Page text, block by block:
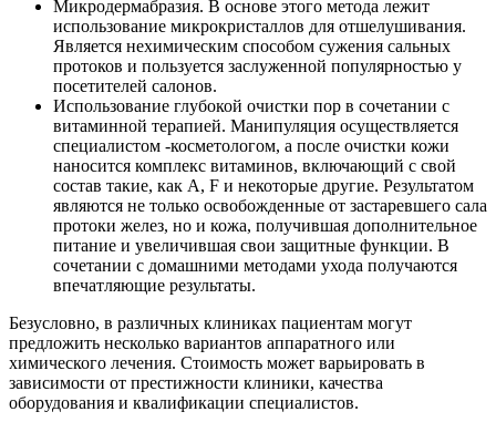
Микродермабразия. В основе этого метода лежит
использование микрокристаллов для отшелушивания.
Является нехимическим способом сужения сальных
протоков и пользуется заслуженной популярностью у
посетителей салонов.
Использование глубокой очистки пор в сочетании с
витаминной терапией. Манипуляция осуществляется
специалистом -косметологом, а после очистки кожи
наносится комплекс витаминов, включающий с свой
состав такие, как A, F и некоторые другие. Результатом
являются не только освобожденные от застаревшего сала
протоки желез, но и кожа, получившая дополнительное
питание и увеличившая свои защитные функции. В
сочетании с домашними методами ухода получаются
впечатляющие результаты.
Безусловно, в различных клиниках пациентам могут
предложить несколько вариантов аппаратного или
химического лечения. Стоимость может варьировать в
зависимости от престижности клиники, качества
оборудования и квалификации специалистов.